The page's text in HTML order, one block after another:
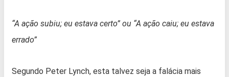
“A ação subiu; eu estava certo” ou “A ação caiu; eu estava
errado”
Segundo Peter Lynch, esta talvez seja a falácia mais